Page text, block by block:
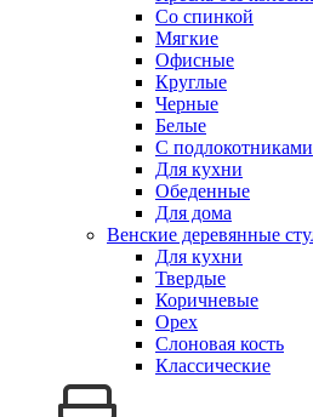
Со спинкой
Мягкие
Офисные
Круглые
Черные
Белые
С подлокотниками
Для кухни
Обеденные
Для дома
Венские деревянные
Для кухни
Твердые
Коричневые
Орех
Слоновая кость
Классические